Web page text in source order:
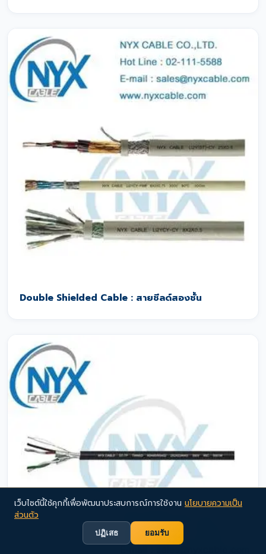
Double Shielded Cable : สายชีลด์สองชั้น
เว็บไซต์นี้ใช้คุกกี้เพื่อพัฒนาประสบการณ์การใช้งาน นโยบายความเป็น
ส่วนตัว
ปฏิเสธ ยอมรับ